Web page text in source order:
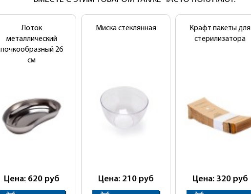
Лоток
металлический
почкообразный 26
см
Цена: 620 руб
Миска стеклянная
Цена: 210 руб
Крафт пакеты для
стерилизатора
Цена: 320 руб